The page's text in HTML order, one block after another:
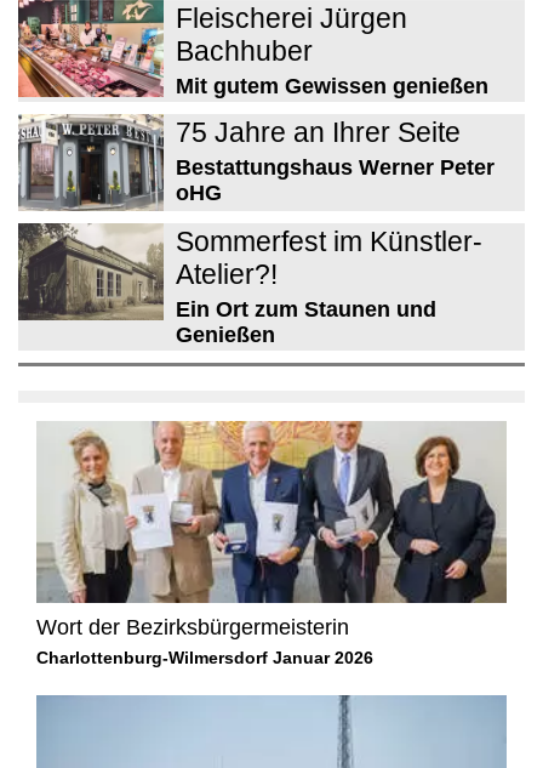
Fleischerei Jürgen
Bachhuber
Mit gutem Gewissen genießen
75 Jahre an Ihrer Seite
Bestattungshaus Werner Peter
oHG
Sommerfest im Künstler-
Atelier?!
Ein Ort zum Staunen und
Genießen
Wort der Bezirksbürgermeisterin
Charlottenburg-Wilmersdorf Januar 2026